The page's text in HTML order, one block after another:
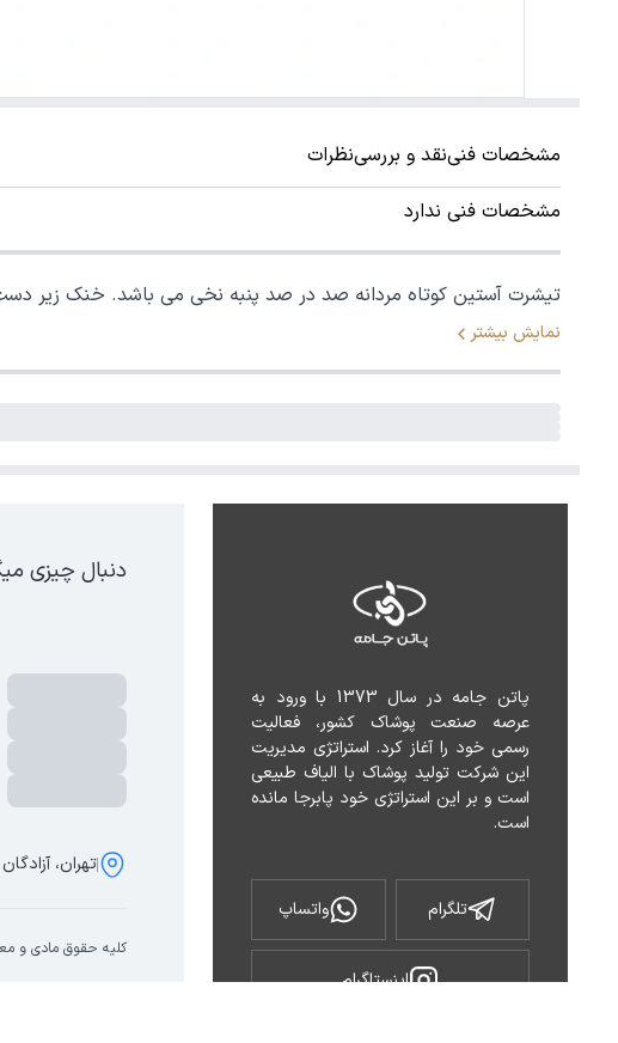
مشخصات فنینقد و بررسینظرات
مشخصات فنی ندارد
تیشرت آستین کوتاه مردانه صد در صد پنبه نخی می باشد. خنک زیر
نمایش بیشتر
است.
تلگرام واتساپ
اینستاگرام
دنبال چیزی
تهران،
کلیه حقوق مادی و